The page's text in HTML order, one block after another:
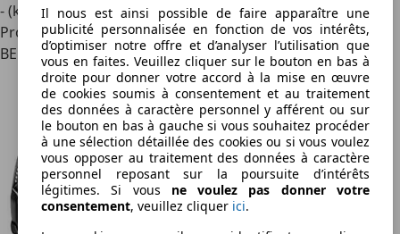
Il nous est ainsi possible de faire apparaître une
publicité personnalisée en fonction de vos intérêts,
d’optimiser notre offre et d’analyser l’utilisation que
vous en faites. Veuillez cliquer sur le bouton en bas à
droite pour donner votre accord à la mise en œuvre
de cookies soumis à consentement et au traitement
des données à caractère personnel y afférent ou sur
le bouton en bas à gauche si vous souhaitez procéder
à une sélection détaillée des cookies ou si vous voulez
vous opposer au traitement des données à caractère
personnel reposant sur la poursuite d’intérêts
légitimes. Si vous ne voulez pas donner votre
consentement, veuillez cliquer ici.
- (kWh/100 km)
Professionnel
BE 9830